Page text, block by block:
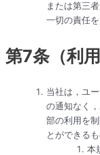
または第三
一切の責任
第7条（利
当社は，ユ
の通知なく
部の利用を
とができる
本